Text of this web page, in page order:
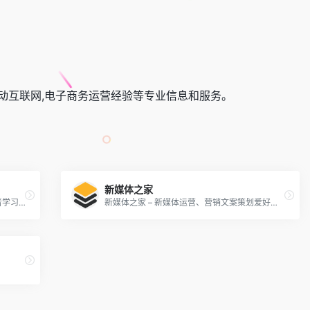
联网,电子商务运营经验等专业信息和服务。
人人都是产品经理 | 产品经理、产品爱好者学习交流平台
新媒体之家
新媒体之家 – 新媒体运营、营销文案策划爱好者学习交流平台